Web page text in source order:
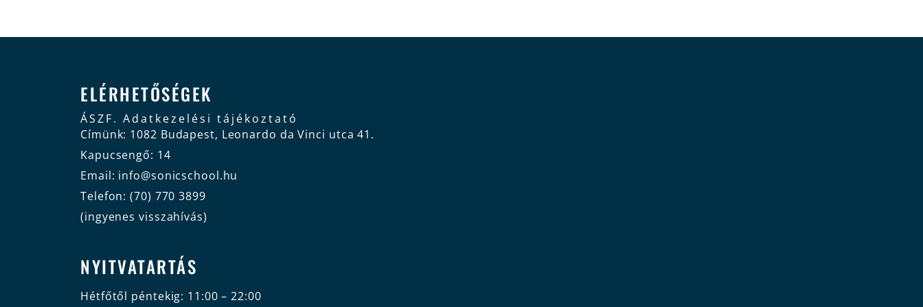
ELÉRHETŐSÉGEK
ÁSZF. Adatkezelési tájékoztató
Címünk: 1082 Budapest, Leonardo da Vinci utca 41.
Kapucsengő: 14
Email: info@sonicschool.hu
Telefon: (70) 770 3899
(ingyenes visszahívás)
NYITVATARTÁS
Hétfőtől péntekig: 11:00 – 22:00